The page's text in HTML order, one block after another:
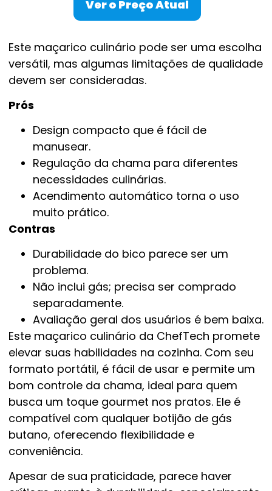
Ver o Preço Atual
Este maçarico culinário pode ser uma escolha
versátil, mas algumas limitações de qualidade
devem ser consideradas.
Prós
Design compacto que é fácil de
manusear.
Regulação da chama para diferentes
necessidades culinárias.
Acendimento automático torna o uso
muito prático.
Contras
Durabilidade do bico parece ser um
problema.
Não inclui gás; precisa ser comprado
separadamente.
Avaliação geral dos usuários é bem baixa.
Este maçarico culinário da ChefTech promete
elevar suas habilidades na cozinha. Com seu
formato portátil, é fácil de usar e permite um
bom controle da chama, ideal para quem
busca um toque gourmet nos pratos. Ele é
compatível com qualquer botijão de gás
butano, oferecendo flexibilidade e
conveniência.
Apesar de sua praticidade, parece haver